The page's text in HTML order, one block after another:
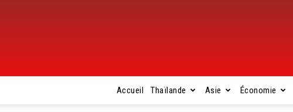
Accueil Thaïlande Asie Économie